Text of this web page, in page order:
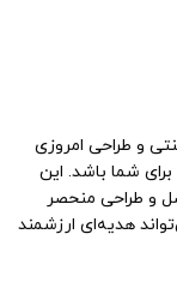
و طراحی امروزی
شما باشد. این
و طراحی منحصر
هدیه‌ای ارزشمند